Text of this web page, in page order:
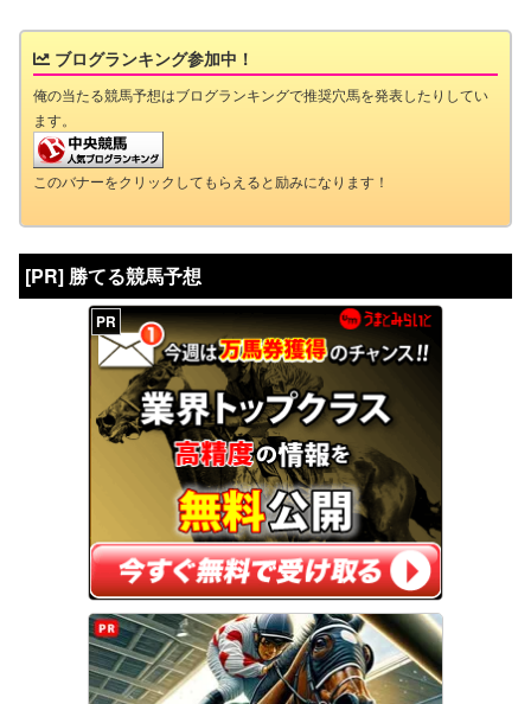
ブログランキング参加中！
俺の当たる競馬予想はブログランキングで推奨穴馬を発表したりしてい
ます。
このバナーをクリックしてもらえると励みになります！
[PR] 勝てる競馬予想